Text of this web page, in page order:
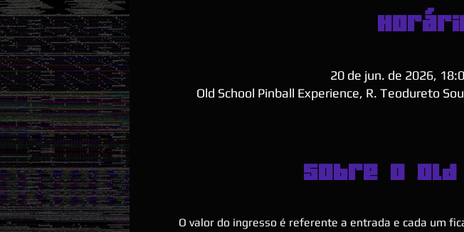
20 de jun. de 2026,
Old School Pinball Experience, R. Teodureto
Sobre o
O valor do ingresso é referente a entrada e cada um